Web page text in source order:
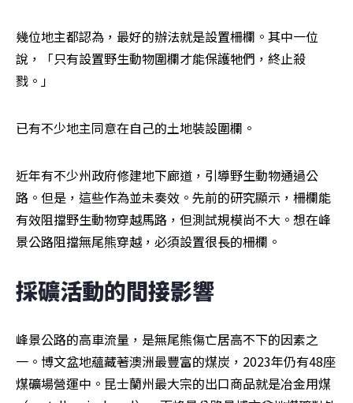
幾位地主都認為，最好的辦法就是設置柵欄。其中一位
說，「只有設置野生動物圍欄才能保護牠們，終止殺
戮。」
已有不少地主同意在自己的土地裝設圍欄。
近年有不少州政府修建地下廊道，引導野生動物通過公
路。但是，這些作為並未奏效。先前的研究顯示，柵欄能
有效阻擋野生動物穿越馬路，但測試規模尚不大。想在峰
景公路阻擋無尾熊穿越，必須設置很長的柵欄。
採礦活動的間接影響
峰景公路的高車流量，是無尾熊傷亡居高不下的因素之
一。博文盆地蘊藏著澳洲最豐富的煤炭，2023年仍有48座
煤礦場營運中。昆士蘭州最大宗的出口商品就是冶金用煤